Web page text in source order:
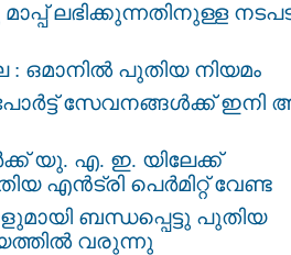
ലഭിക്കുന്നതിനുള്ള
ഒമാനില്‍ പുതിയ നിയമം
സേവനങ്ങള്‍ക്ക് ഇനി
യു. എ. ഇ. യിലേക്ക്
എൻട്രി പെർമിറ്റ് വേണ്ട
ബന്ധപ്പെട്ടു പുതിയ
വരുന്നു